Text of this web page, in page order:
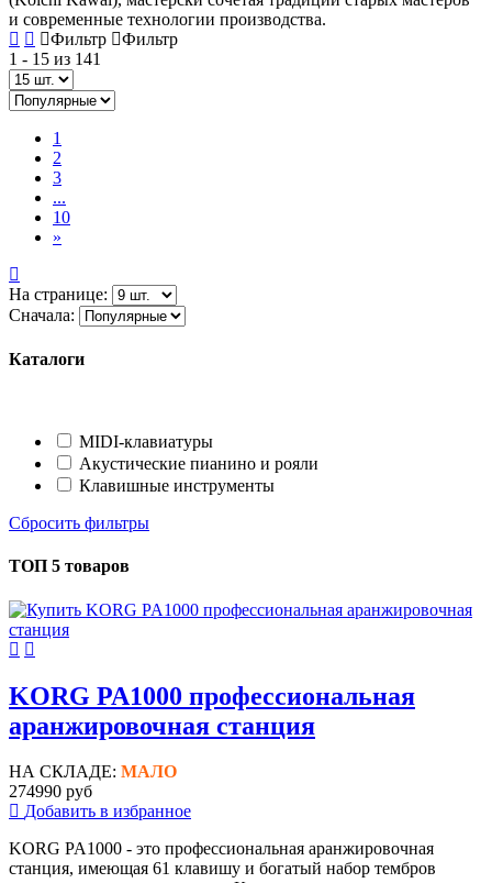
и современные технологии производства.
Фильтр
Фильтр
1 - 15 из 141
1
2
3
...
10
»
На странице:
Сначала:
Каталоги
MIDI-клавиатуры
Акустические пианино и рояли
Клавишные инструменты
Сбросить фильтры
ТОП 5 товаров
KORG PA1000 профессиональная
аранжировочная станция
НА СКЛАДЕ: МАЛО
274990 руб
Добавить в избранное
KORG PA1000 - это профессиональная аранжировочная
станция, имеющая 61 клавишу и богатый набор тембров